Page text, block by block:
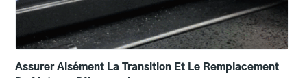
Assurer Aisément La Transition Et Le Remplacement